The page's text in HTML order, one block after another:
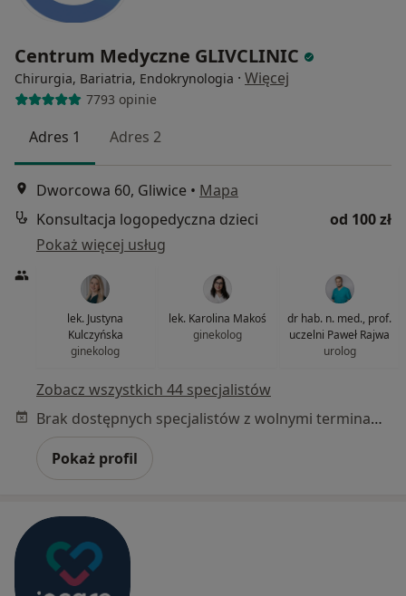
Centrum Medyczne GLIVCLINIC
Chirurgia, Bariatria, Endokrynologia · Więcej
7793 opinie
Adres 1 Adres 2
Dworcowa 60, Gliwice • Mapa
Konsultacja logopedyczna dzieci
od 100 zł
Pokaż więcej usług
lek. Justyna
Kulczyńska
ginekolog
lek. Karolina Makoś
ginekolog
dr hab. n. med., prof.
uczelni Paweł Rajwa
urolog
Zobacz wszystkich 44 specjalistów
Brak dostępnych specjalistów z wolnymi terminami w tym centrum medycznym.
Pokaż profil